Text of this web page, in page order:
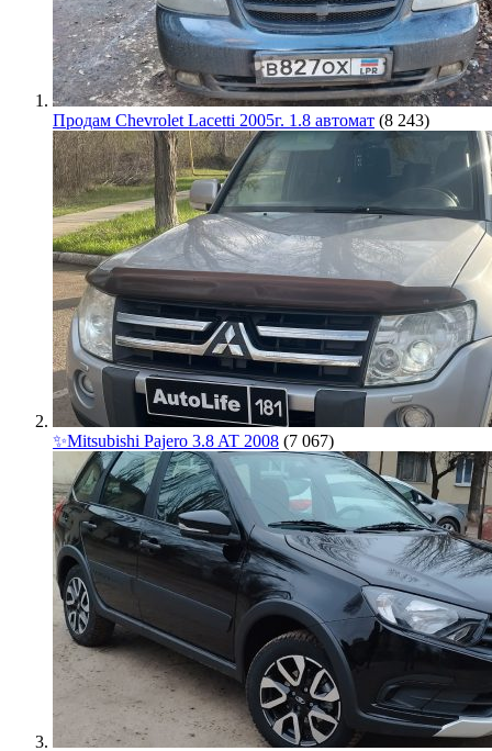
Продам Chevrolet Lacetti 2005г. 1.8 автомат (8 243)
✨Mitsubishi Pajero 3.8 AT 2008 (7 067)